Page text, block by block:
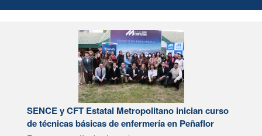
SENCE y CFT Estatal Metropolitano inician curso
de técnicas básicas de enfermería en Peñaflor